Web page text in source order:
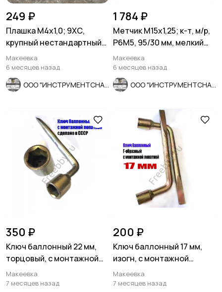
249 ₽
Плашка М4х1,0; 9ХС,
крупный нестандартный
шаг, 20/5 мм.
Макеевка
6 месяцев назад
1 784 ₽
Метчик М15х1,25; к-т, м/р,
Р6М5, 95/30 мм, мелкий
шаг, ГОСТ 3266-81.
Макеевка
6 месяцев назад
350 ₽
Ключ баллонный 22 мм,
торцовый, с монтажной
лопаткой, оцинков, СССР.
Макеевка
7 месяцев назад
200 ₽
Ключ баллонный 17 мм,
изогн, с монтажной
лопаткой, оцинкованный,
СССР.
Макеевка
7 месяцев назад